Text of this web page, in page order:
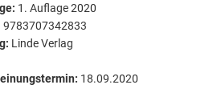
1. Auflage 2020
9783707342833
Linde Verlag
18.09.2020